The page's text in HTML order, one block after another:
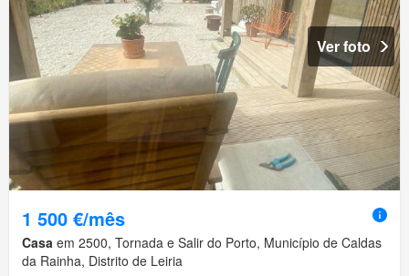
Ver foto
1 500 €/mês
Casa em 2500, Tornada e Salir do Porto, Município de Caldas
da Rainha, Distrito de Leiria